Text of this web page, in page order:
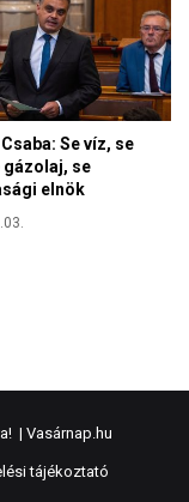
| Vasárnap.hu
tájékoztató